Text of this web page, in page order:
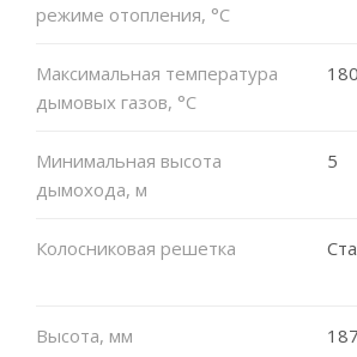
режиме отопления, °C
Максимальная температура
дымовых газов, °C
180
Минимальная высота
дымохода, м
5
Колосниковая решетка
Высота, мм